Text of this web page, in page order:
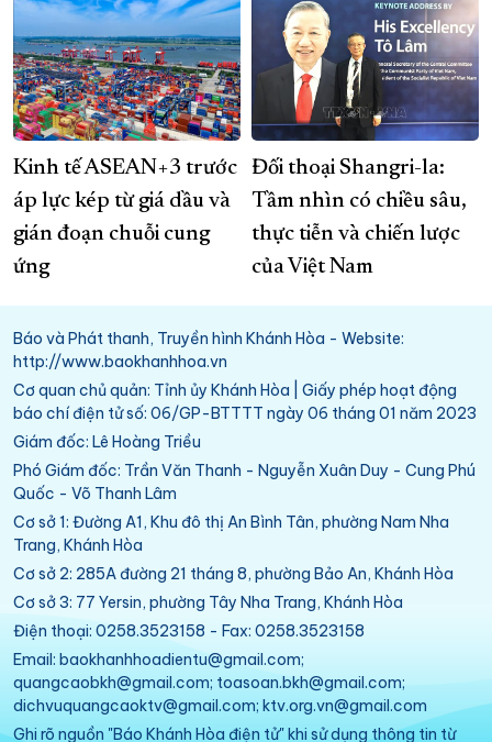
Kinh tế ASEAN+3 trước
áp lực kép từ giá dầu và
gián đoạn chuỗi cung
ứng
Đối thoại Shangri-la:
Tầm nhìn có chiều sâu,
thực tiễn và chiến lược
của Việt Nam
Báo và Phát thanh, Truyền hình Khánh Hòa - Website:
http://www.baokhanhhoa.vn
Cơ quan chủ quản: Tỉnh ủy Khánh Hòa | Giấy phép hoạt động
báo chí điện tử số: 06/GP-BTTTT ngày 06 tháng 01 năm 2023
Giám đốc: Lê Hoàng Triều
Phó Giám đốc: Trần Văn Thanh - Nguyễn Xuân Duy - Cung Phú
Quốc - Võ Thanh Lâm
Cơ sở 1: Đường A1, Khu đô thị An Bình Tân, phường Nam Nha
Trang, Khánh Hòa
Cơ sở 2: 285A đường 21 tháng 8, phường Bảo An, Khánh Hòa
Cơ sở 3: 77 Yersin, phường Tây Nha Trang, Khánh Hòa
Điện thoại: 0258.3523158 - Fax: 0258.3523158
Email: baokhanhhoadientu@gmail.com;
quangcaobkh@gmail.com; toasoan.bkh@gmail.com;
dichvuquangcaoktv@gmail.com; ktv.org.vn@gmail.com
Ghi rõ nguồn "Báo Khánh Hòa điện tử" khi sử dụng thông tin từ